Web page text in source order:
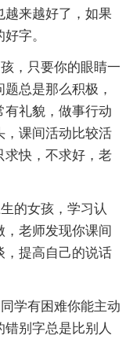
越来越好了，如果
字。
，只要你的眼睛一
总是那么积极，
有礼貌，做事行动
，课间活动比较活
求快，不求好，老
的女孩，学习认
，老师发现你课间
，提高自己的说话
学有困难你能主动
别字总是比别人